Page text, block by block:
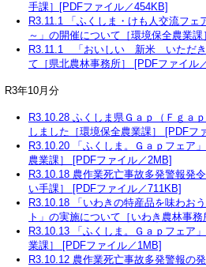
手課］[PDFファイル／454KB]
R3.11.1 「ふくしま・けも人交流フェ
～」の開催について［環境保全農業
R3.11.1 「おいしい 新米 いただき
て［県北農林事務所］ [PDFファイル
R3年10月分
R3.10.28 ふくしま県Ｇａｐ（Ｆｇａ
しました［環境保全農業課］ [PDFフ
R3.10.20 「ふくしま。Ｇａｐフェア
農業課］ [PDFファイル／2MB]
R3.10.18 農作業死亡事故多発警報発
い手課］ [PDFファイル／711KB]
R3.10.18 「いわきの特産品を味わお
ト」の実施について［いわき農林事
R3.10.13 「ふくしま。Ｇａｐフェア
業課］ [PDFファイル／1MB]
R3.10.12 農作業死亡事故多発警報の